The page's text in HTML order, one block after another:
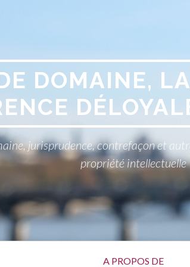
DOMAINE,
jurisprudence, contrefaçon et
propriété intellectuelle
A PROPOS DE